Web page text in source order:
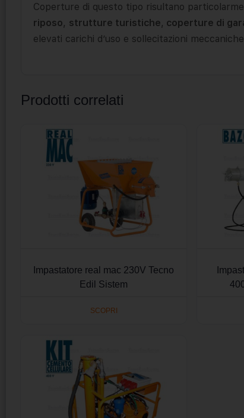
Coperture di questo tipo risultano
riposo, strutture turistiche, coperture di
elevati carichi d’uso e sollecitazioni
Prodotti correlati
Impastatore real mac 230V Tecno
Edil Sistem
SCOPRI